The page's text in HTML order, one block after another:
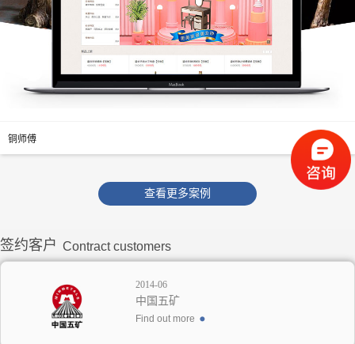
铜师傅
查看更多案例
签约客户 Contract customers
2014-06
中国五矿
Find out more